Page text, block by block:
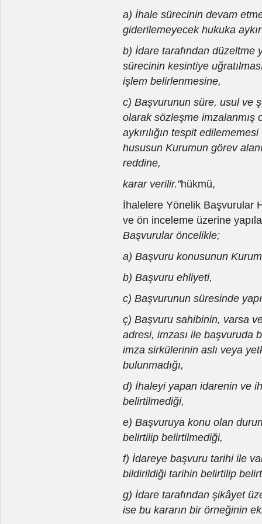
a) İhale sürecinin devam
giderilemeyecek hukuka
b) İdare tarafından düzeltme
sürecinin kesintiye
işlem belirlenmesine,
c) Başvurunun süre, usul ve
olarak sözleşme imzalanmış
aykırılığın tespit
hususun Kurumun görev
reddine,
karar verilir.”hükmü,
İhalelere Yönelik Başvurular
ve ön inceleme üzerine
Başvurular öncelikle;
a) Başvuru konusunun
b) Başvuru ehliyeti,
c) Başvurunun süresinde
ç) Başvuru sahibinin, varsa
adresi, imzası ile başvuruda
imza sirkülerinin aslı veya
bulunmadığı,
d) İhaleyi yapan idarenin ve
belirtilmediği,
e) Başvuruya konu olan
belirtilip belirtilmediği,
f) İdareye başvuru tarihi ile
bildirildiği tarihin belirtilip
g) İdare tarafından şikâyet
ise bu kararın bir örneğinin